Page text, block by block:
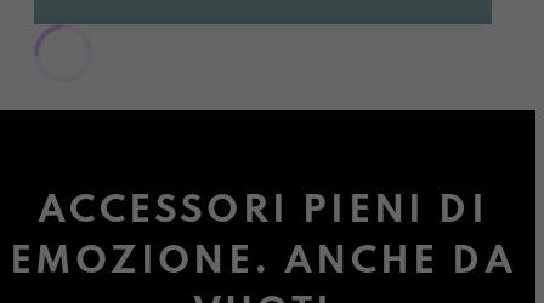
ACCESSORI PIENI DI
EMOZIONE. ANCHE DA